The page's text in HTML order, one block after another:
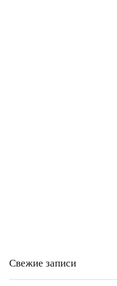
Свежие записи